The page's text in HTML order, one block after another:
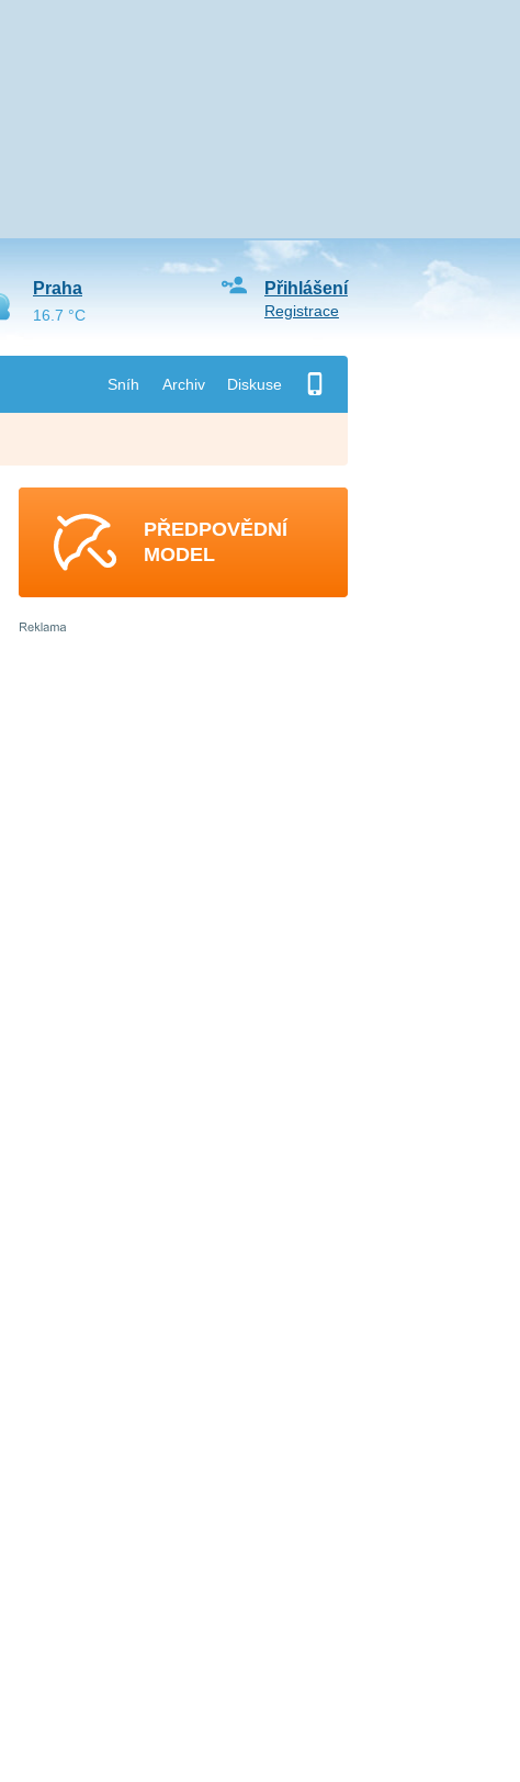
Sníh Archiv Diskuse
Přihlášení
Registrace
Praha
16.7 °C
PŘEDPOVĚDNÍ
MODEL